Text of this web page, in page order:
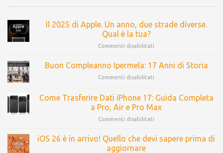
Il 2025 di Apple. Un anno, due strade diverse.
Qual è la tua?
Commenti disabilitati
Buon Compleanno Ipermela: 17 Anni di Storia
Commenti disabilitati
Come Trasferire Dati iPhone 17: Guida Completa
a Pro, Air e Pro Max
Commenti disabilitati
iOS 26 è in arrivo! Quello che devi sapere prima di
aggiornare